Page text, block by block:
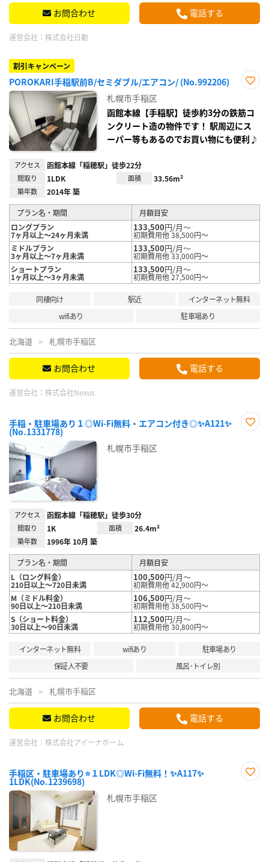
お問合わせ 電話する
運営会社： 株式会社日動
割引キャンペーン
POROKARI手稲駅前B/セミダブル/エアコン/ (No.992206)
り登
録
札幌市手稲区
函館本線【手稲駅】徒歩約3分の鉄筋コ
ンクリート造の物件です！ 駅周辺にス
ーパー等もあるのでお買い物にも便利♪
アクセス 函館本線「稲穂駅」徒歩22分
間取り 1LDK 面積 33.56m²
築年数 2014年 築
プラン名・期間
月額目安
ロングプラン
7ヶ月以上～24ヶ月未満
133,500円/月～
初期費用他 38,500円～
ミドルプラン
3ヶ月以上～7ヶ月未満
133,500円/月～
初期費用他 33,000円～
ショートプラン
1ヶ月以上～3ヶ月未満
133,500円/月～
初期費用他 27,500円～
同棲向け 駅近
インターネット無料
wifiあり
駐車場あり
北海道 札幌市手稲区
お問合わせ 電話する
運営会社： 株式会社Nexus
手稲・駐車場あり１◎Wi-Fi無料・エアコン付き◎✨A121✨
(No.1331778)
札幌市手稲区
アクセス 函館本線「稲穂駅」徒歩30分
間取り 1K 面積 26.4m²
築年数 1996年 10月 築
プラン名・期間
月額目安
L（ロング料金）
210日以上～720日未満
100,500円/月～
初期費用他 42,900円～
M（ミドル料金）
90日以上～210日未満
106,500円/月～
初期費用他 38,500円～
S（ショート料金）
30日以上～90日未満
112,500円/月～
初期費用他 30,800円～
インターネット無料 wifiあり
駐車場あり
保証人不要
風呂･トイレ別
北海道 札幌市手稲区
お問合わせ 電話する
運営会社： 株式会社アイーナホーム
手稲区・駐車場あり⭐１LDK◎Wi-Fi無料！✨A117✨
1LDK(No.1239698)
札幌市手稲区